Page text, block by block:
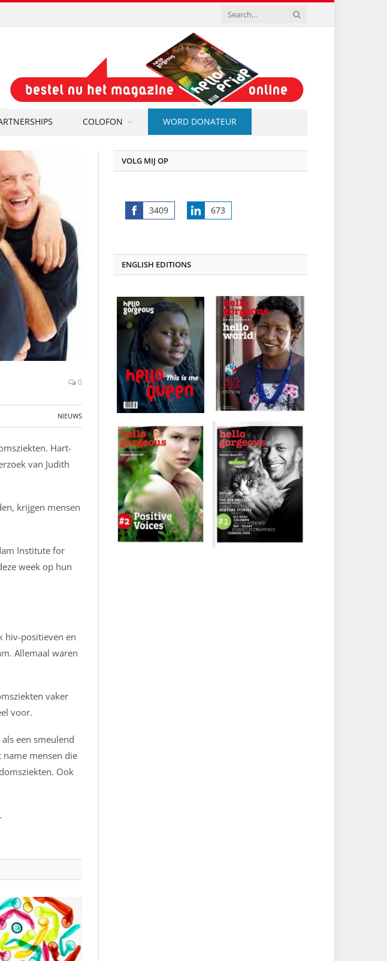
COLOFON WORD DONATEUR
0
NIEUWS
Hart-
van Judith
krijgen mensen
Institute for
week op hun
hiv-positieven en
Allemaal waren
vaker
voor.
een smeulend
name mensen die
Ook
.
VOLG MIJ OP
3409
Share
673
Share
ENGLISH EDITIONS